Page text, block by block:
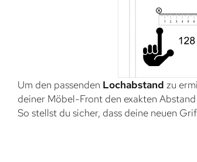
Um den passenden Lochabstand zu
deiner Möbel-Front den exakten
So stellst du sicher, dass deine neuen